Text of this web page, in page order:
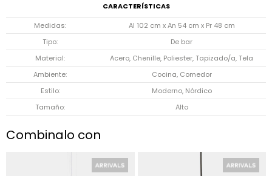
CARACTERÍSTICAS
Medidas
Al 102 cm x An 54 cm x Pr 48 cm
Tipo
De bar
Material
Acero, Chenille, Poliester, Tapizado/a, Tela
Ambiente
Cocina, Comedor
Estilo
Moderno, Nórdico
Tamaño
Alto
Combinalo con